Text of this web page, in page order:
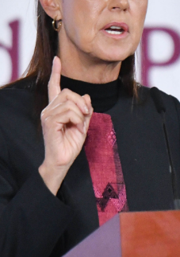
Proponen consulta popular
Buscan a otros tres por
Fiscalías, SIAPA y transporte,
Que el IPEJAL encabece la